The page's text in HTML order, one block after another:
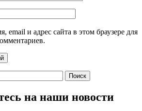
email и адрес сайта в этом браузере для
на наши новости